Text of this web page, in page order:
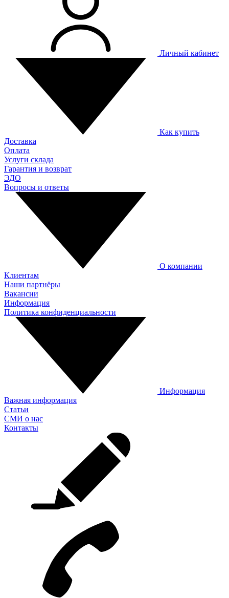
Личный кабинет
Как купить
Доставка
Оплата
Услуги склада
Гарантия и возврат
ЭДО
Вопросы и ответы
О компании
Клиентам
Наши партнёры
Вакансии
Информация
Политика конфиденциальности
Информация
Важная информация
Статьи
СМИ о нас
Контакты